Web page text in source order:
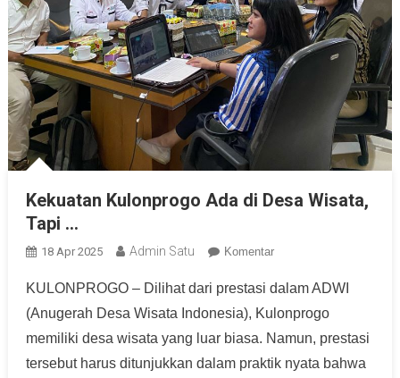
Kekuatan Kulonprogo Ada di Desa Wisata,
Tapi …
18 Apr 2025 Admin Satu Komentar
KULONPROGO – Dilihat dari prestasi dalam ADWI
(Anugerah Desa Wisata Indonesia), Kulonprogo
memiliki desa wisata yang luar biasa. Namun, prestasi
tersebut harus ditunjukkan dalam praktik nyata bahwa